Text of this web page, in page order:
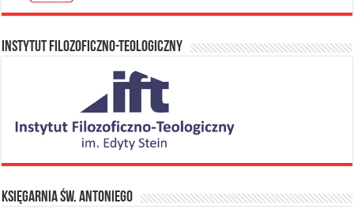
Instytut Filozoficzno-Teologiczny
Księgarnia Św. Antoniego